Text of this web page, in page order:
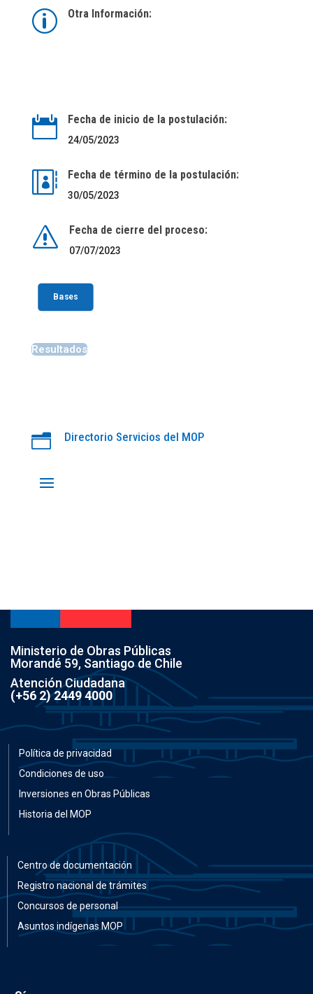
p Otra Información:
 Fecha de inicio de la postulación:
24/05/2023
 Fecha de término de la postulación:
30/05/2023
s Fecha de cierre del proceso:
07/07/2023
Bases
Resultados
n Directorio Servicios del MOP
Ministerio de Obras Públicas
Morandé 59, Santiago de Chile
Atención Ciudadana
(+56 2) 2449 4000
Política de privacidad
Condiciones de uso
Inversiones en Obras Públicas
Historia del MOP
Centro de documentación
Registro nacional de trámites
Concursos de personal
Asuntos indígenas MOP